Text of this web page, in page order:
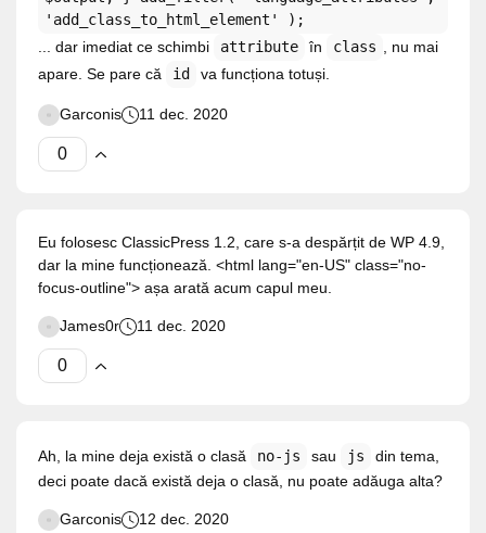
'add_class_to_html_element' );
... dar imediat ce schimbi
attribute în class
, nu mai
apare. Se pare că
id va funcționa totuși.
Garconis 11 dec. 2020
Eu folosesc ClassicPress 1.2, care s-a despărțit de WP 4.9,
dar la mine funcționează. <html lang="en-US" class="no-
focus-outline"> așa arată acum capul meu.
James0r 11 dec. 2020
Ah, la mine deja există o clasă no-js sau js
din tema,
deci poate dacă există deja o clasă, nu poate adăuga alta?
Garconis 12 dec. 2020